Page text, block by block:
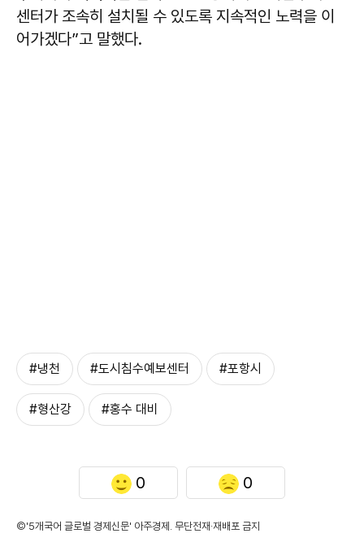
센터가 조속히 설치될 수 있도록 지속적인 노력을 이
어가겠다”고 말했다.
#냉천 #도시침수예보센터 #포항시
#형산강 #홍수 대비
0 0
©'5개국어 글로벌 경제신문' 아주경제. 무단전재·재배포 금지